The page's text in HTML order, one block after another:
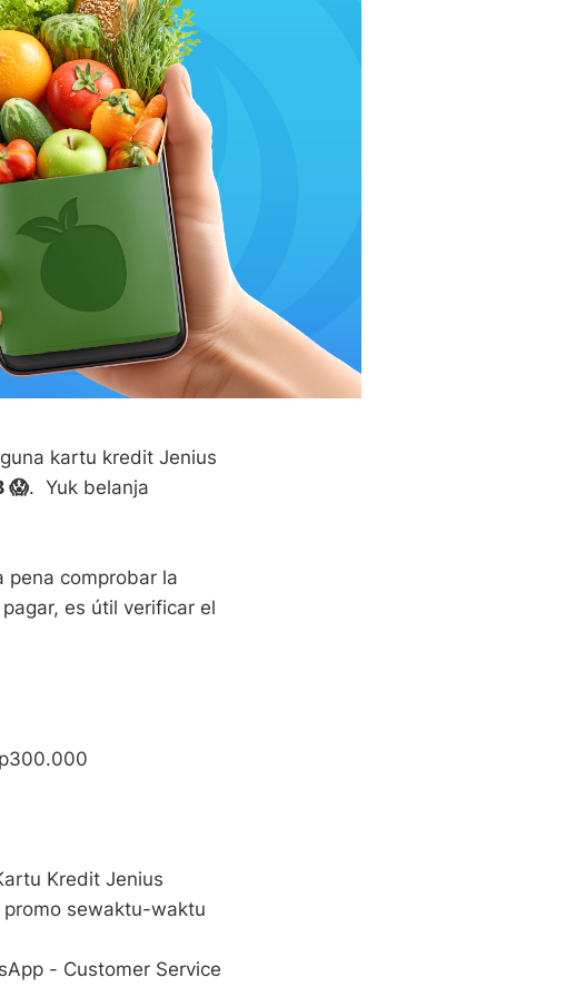
kartu kredit Jenius
😱. Yuk belanja
pena comprobar la
es útil verificar el
Kredit Jenius
sewaktu-waktu
- Customer Service